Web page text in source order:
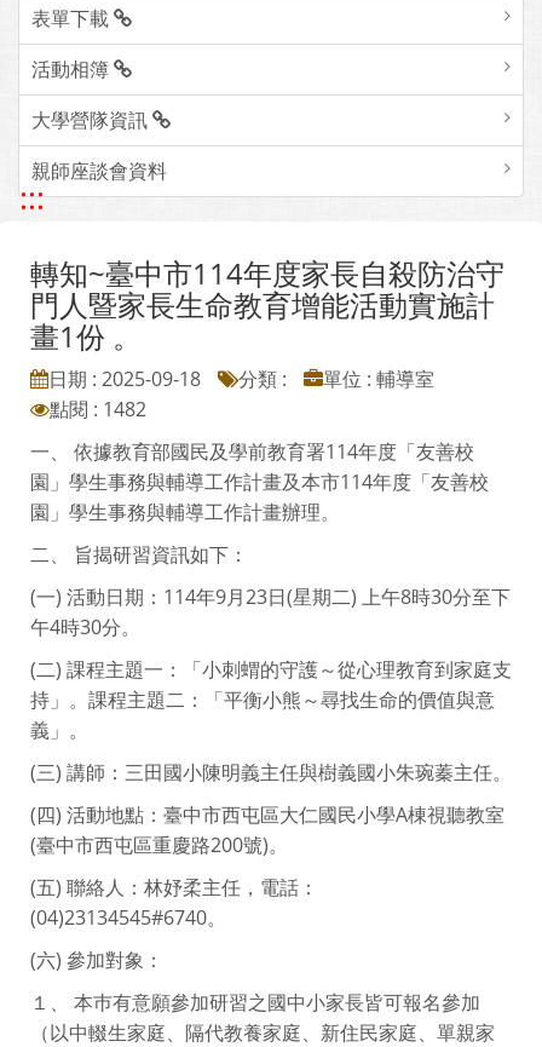
表單下載
活動相簿
大學營隊資訊
親師座談會資料
:::
轉知~臺中市114年度家長自殺防治守
門人暨家長生命教育增能活動實施計
畫1份 。
日期 : 2025-09-18 分類 :
單位 : 輔導室
點閱 : 1482
一、 依據教育部國民及學前教育署114年度「友善校
園」學生事務與輔導工作計畫及本市114年度「友善校
園」學生事務與輔導工作計畫辦理。
二、 旨揭研習資訊如下：
(一) 活動日期：114年9月23日(星期二) 上午8時30分至下
午4時30分。
(二) 課程主題一：「小刺蝟的守護～從心理教育到家庭支
持」。課程主題二：「平衡小熊～尋找生命的價值與意
義」。
(三) 講師：三田國小陳明義主任與樹義國小朱琬蓁主任。
(四) 活動地點：臺中市西屯區大仁國民小學A棟視聽教室
(臺中市西屯區重慶路200號)。
(五) 聯絡人：林妤柔主任，電話：
(04)23134545#6740。
(六) 參加對象：
１、 本巿有意願參加研習之國中小家長皆可報名參加
（以中輟生家庭、隔代教養家庭、新住民家庭、單親家